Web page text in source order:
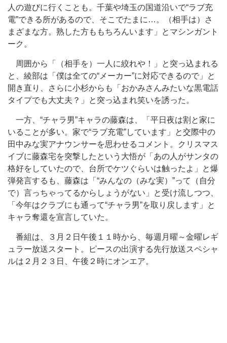
人の遊びに行くことも。千葉や埼玉の国道沿いで“ラブ充
電”できる所があるので、そこでたまに…。（相手は）さ
まざまな方。熟した方ももちろんいます」とマシンガント
ーク。
周囲から「（相手を）一人に絞れや！」と突っ込まれる
と、綾部は「僕は全ての“メーカー”に対応できるので」と
開き直り、さらに小杉からも「おかみさんみたいな黒電話
タイプでも大丈夫？」と突っ込まれ笑いを誘った。
一方、“チャラ男”キャラの藤森は、「平日夜は割と家に
いることが多い。家で“ラブ充電”しています」と交際中の
田中みな実アナウンサーを思わせるコメント。クリスマス
イブに藤森宅を突撃したという大悟が「あの人がサンタの
格好をしていたので、台所でケツぐらいは触ったよ」と爆
弾発言するも、藤森は「“みんなの（みな実）”って（自分
で）言っちゃってるからしょうがない」と受け流しつつ、
「今年はクラブにも通って“チャラ男”を取り戻します」と
キャラ奪還を宣言していた。
番組は、３月２日午後１１時から、毎週月曜～金曜レギ
ュラー放送スタート。ピースの出演する先行放送スペシャ
ルは２月２３日、午後２時にオンエア。